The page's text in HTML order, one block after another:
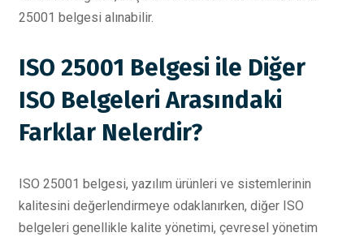
25001 belgesi alınabilir.
ISO 25001 Belgesi ile Diğer
ISO Belgeleri Arasındaki
Farklar Nelerdir?
ISO 25001 belgesi, yazılım ürünleri ve sistemlerinin
kalitesini değerlendirmeye odaklanırken, diğer ISO
belgeleri genellikle kalite yönetimi, çevresel yönetim